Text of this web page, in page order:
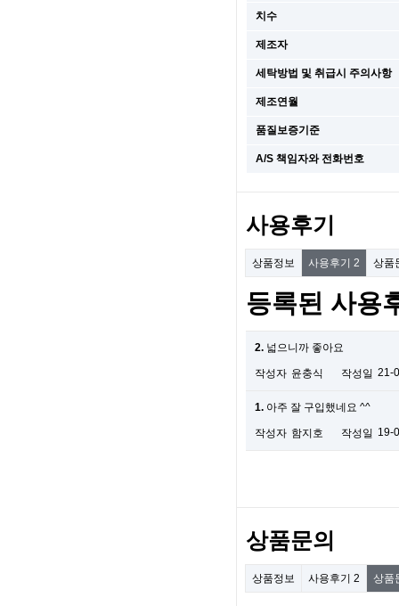
치수
제조자
세탁방법 및 취급시 주의사항
제조연월
품질보증기준
A/S 책임자와 전화번호
사용후기
상품정보 사용후기 2 상품
등록된 사용
2. 넓으니까 좋아요
작성자 윤충식 작성일 21-
1. 아주 잘 구입했네요 ^^
작성자 함지호 작성일 19-
상품문의
상품정보 사용후기 2 상품